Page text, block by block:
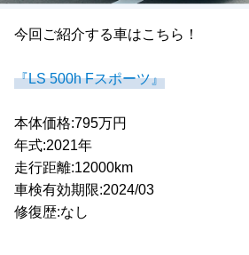
今回ご紹介する車はこちら！
『LS 500h Fスポーツ』
本体価格:795万円
年式:2021年
走行距離:12000km
車検有効期限:2024/03
修復歴:なし